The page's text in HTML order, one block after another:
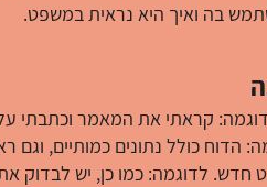
בה ואיך היא נראית במשפט.
קראתי את המאמר וכתבתי
כולל נתונים כמותיים, וגם
חדש. לדוגמה: כמו כן, יש לבדוק